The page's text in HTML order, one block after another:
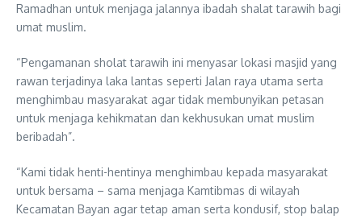
Ramadhan untuk menjaga jalannya ibadah shalat tarawih bagi
umat muslim.
“Pengamanan sholat tarawih ini menyasar lokasi masjid yang
rawan terjadinya laka lantas seperti Jalan raya utama serta
menghimbau masyarakat agar tidak membunyikan petasan
untuk menjaga kehikmatan dan kekhusukan umat muslim
beribadah”.
“Kami tidak henti-hentinya menghimbau kepada masyarakat
untuk bersama – sama menjaga Kamtibmas di wilayah
Kecamatan Bayan agar tetap aman serta kondusif, stop balap